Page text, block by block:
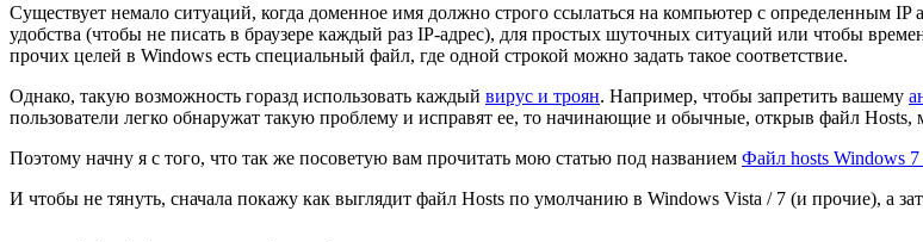
Существует немало ситуаций, когда доменное имя должно строго ссылаться на компьютер с определенным
удобства (чтобы не писать в браузере каждый раз IP-адрес), для простых шуточных ситуаций или чтобы
прочих целей в Windows есть специальный файл, где одной строкой можно задать такое соответствие.
Однако, такую возможность горазд использовать каждый вирус и троян. Например, чтобы запретить вашему
пользователи легко обнаружат такую проблему и исправят ее, то начинающие и обычные, открыв файл Hosts,
Поэтому начну я с того, что так же посоветую вам прочитать мою статью под названием Файл hosts Windows 7
И чтобы не тянуть, сначала покажу как выглядит файл Hosts по умолчанию в Windows Vista / 7 (и прочие), а